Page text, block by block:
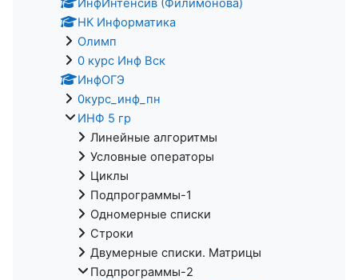
ИнфИнтенсив (Филимонова)
НК Информатика
Олимп
0 курс Инф Вск
ИнфОГЭ
0курс_инф_пн
ИНФ 5 гр
Линейные алгоритмы
Условные операторы
Циклы
Подпрограммы-1
Одномерные списки
Строки
Двумерные списки. Матрицы
Подпрограммы-2